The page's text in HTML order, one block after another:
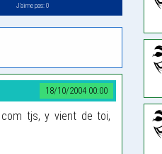
J’aime pas: 0
18/10/2004 00:00
tjs, y vient de toi,